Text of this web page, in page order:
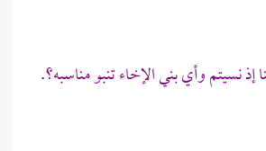
إذ نسيتم وأي بني الإخاء تنبو مناسبه؟.